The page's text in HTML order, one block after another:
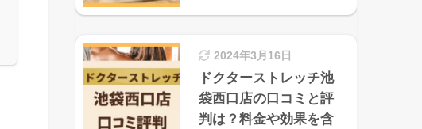
2024年3月16日
ドクターストレッチ池
袋西口店の口コミと評
判は？料金や効果を含